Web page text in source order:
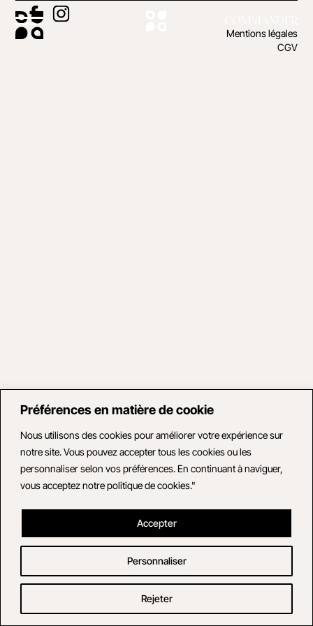
Préférences en matière de cookie
Nous utilisons des cookies pour améliorer votre expérience sur
notre site. Vous pouvez accepter tous les cookies ou les
personnaliser selon vos préférences. En continuant à naviguer,
vous acceptez notre politique de cookies."
Personnaliser
Rejeter
Accepter
Mentions légales
CGV